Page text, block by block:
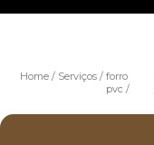
Home Serviços
forro
pvc